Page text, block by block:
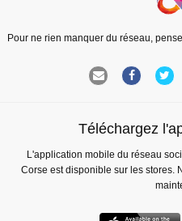
Pour ne rien manquer du réseau,
Téléchargez
L'application mobile du réseau
Corse est disponible sur les stores.